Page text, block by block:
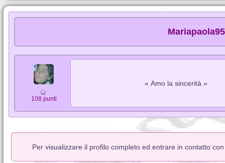
108 punti
« Amo la sincerità »
Per visualizzare il profilo completo ed entrare in contatto